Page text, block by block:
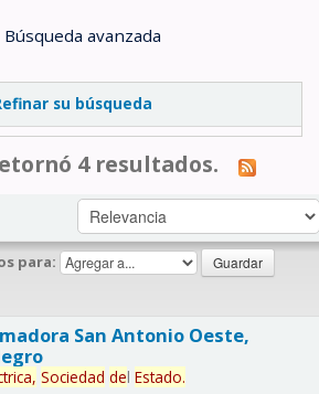
Búsqueda avanzada
su búsqueda
4 resultados.
para:
San Antonio Oeste,
Sociedad del Estado.